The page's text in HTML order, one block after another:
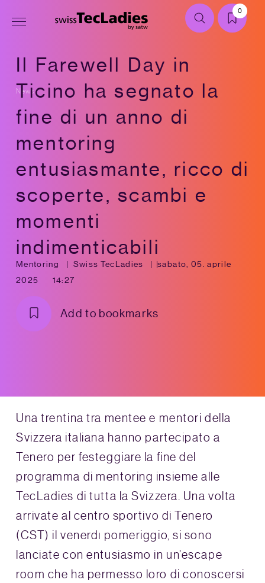
0
News
Il Farewell Day in
Ticino ha segnato la
fine di un anno di
mentoring
entusiasmante, ricco di
scoperte, scambi e
momenti
indimenticabili
Mentoring Swiss TecLadies
sabato, 05. aprile
2025
14:27
Add to bookmarks
Una trentina tra mentee e mentori della
Svizzera italiana hanno partecipato a
Tenero per festeggiare la fine del
programma di mentoring insieme alle
TecLadies di tutta la Svizzera. Una volta
arrivate al centro sportivo di Tenero
(CST) il venerdì pomeriggio, si sono
lanciate con entusiasmo in un’escape
room che ha permesso loro di conoscersi